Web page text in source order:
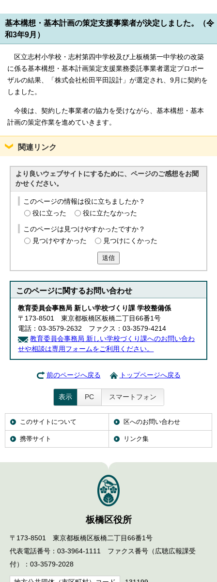
基本構想・基本計画の策定支援事業者が決定しました。（令
和3年9月）
区立志村小学校・志村第四中学校及び上板橋第一中学校の改築
に係る基本構想・基本計画策定支援業務委託事業者選定プロポー
ザルの結果、「株式会社松田平田設計」が選定され、9月に契約を
しました。
今後は、契約した事業者の協力を受けながら、基本構想・基本
計画の策定作業を進めていきます。
関連リンク
より良いウェブサイトにするために、ページのご感想をお聞
かせください。
このページの情報は役に立ちましたか？
役に立った
役に立たなかった
このページは見つけやすかったですか？
見つけやすかった
見つけにくかった
送信
このページに関するお問い合わせ
教育委員会事務局 新しい学校づくり課 学校整備係
〒173-8501 東京都板橋区板橋二丁目66番1号
電話：03-3579-2632 ファクス：03-3579-4214
教育委員会事務局 新しい学校づくり課へのお問い合わ
せや相談は専用フォームをご利用ください。
前のページへ戻る トップページへ戻る
表示 PC スマートフォン
このサイトについて 区へのお問い合わせ
携帯サイト リンク集
板橋区役所
〒173-8501 東京都板橋区板橋二丁目66番1号
代表電話番号：03-3964-1111 ファクス番号（広聴広報課受
付）：03-3579-2028